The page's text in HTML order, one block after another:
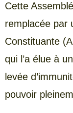
Cette
remplacée par
Constituante
qui l’a élue à
levée
pouvoir